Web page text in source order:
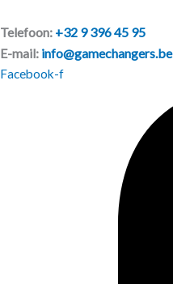
Telefoon: +32 9 396 45 95
E-mail: info@gamechangers.be
Facebook-f